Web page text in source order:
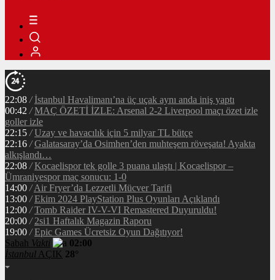
22:08 / İstanbul Havalimanı’na üç uçak aynı anda iniş yaptı
00:42 / MAÇ ÖZETİ İZLE: Arsenal 2-2 Liverpool maçı özet izle
goller izle
22:15 / Uzay ve havacılık için 5 milyar TL bütçe
22:16 / Galatasaray’da Osimhen’den muhteşem röveşata! Ayakta
alkışlandı…
22:08 / Kocaelispor tek golle 3 puana ulaştı | Kocaelispor –
Ümraniyespor maç sonucu: 1-0
14:00 / Air Fryer’da Lezzetli Mücver Tarifi
13:00 / Ekim 2024 PlayStation Plus Oyunları Açıklandı
12:00 / Tomb Raider IV-V-VI Remastered Duyuruldu!
20:00 / 2si1 Haftalık Magazin Raporu
19:00 / Epic Games Ücretsiz Oyun Dağıtıyor!
Sabah Vakti
02:00
İstanbul AÇIK 28°